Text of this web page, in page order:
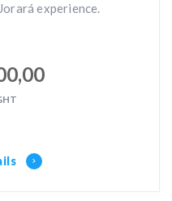
experience.